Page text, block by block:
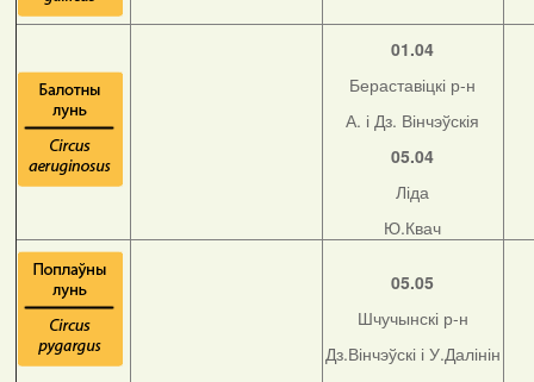
01.04
Бераставіцкі р-н
А. і Дз. Вінчэўскія
05.04
Ліда
Ю.Квач
05.05
Шчучынскі р-н
Дз.Вінчэўскі і У.Далінін